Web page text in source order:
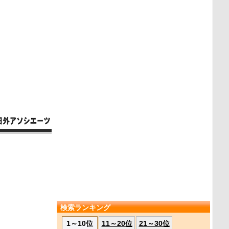
検索ランキング
1～10位
11～20位 21～30位